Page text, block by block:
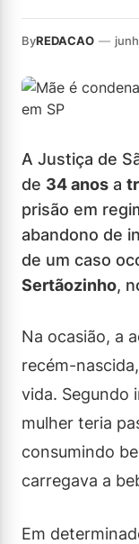
ByREDACAO —
A Justiça de
de 34 anos a
prisão em
abandono de
de um caso
Sertãozinho,
Na ocasião, a
recém-
vida. Segundo
mulher teria
consumindo
carregava a
Em